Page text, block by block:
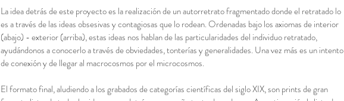
La idea detrás de este proyecto es la realización de un autorretrato fragmentado donde el retratado lo
es a través de las ideas obsesivas y contagiosas que lo rodean. Ordenadas bajo los axiomas de interior
(abajo) - exterior (arriba), estas ideas nos hablan de las particularidades del individuo retratado,
ayudándonos a conocerlo a través de obviedades, tonterías y generalidades. Una vez más es un intento
de conexión y de llegar al macrocosmos por el microcosmos.
El formato final, aludiendo a los grabados de categorías científicas del siglo XIX, son prints de gran